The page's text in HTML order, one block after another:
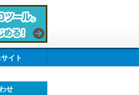
イト
せ